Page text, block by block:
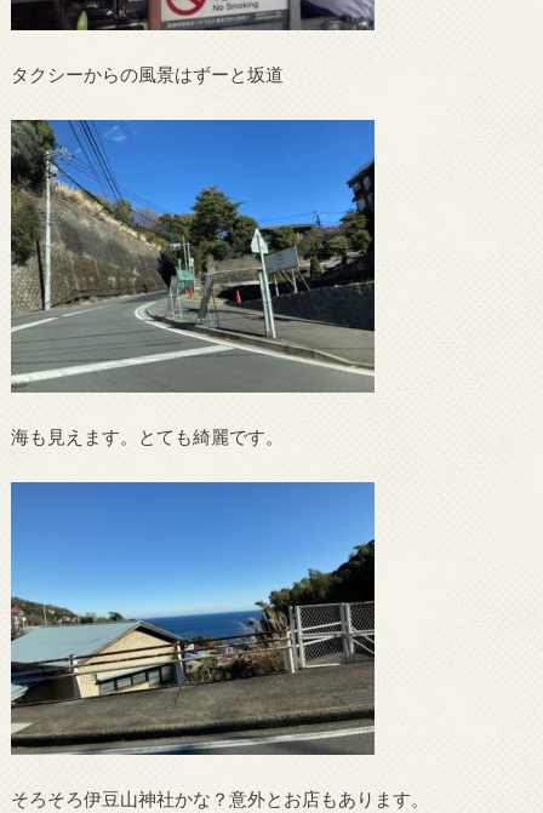
タクシーからの風景はずーと坂道
海も見えます。とても綺麗です。
そろそろ伊豆山神社かな？意外とお店もあります。